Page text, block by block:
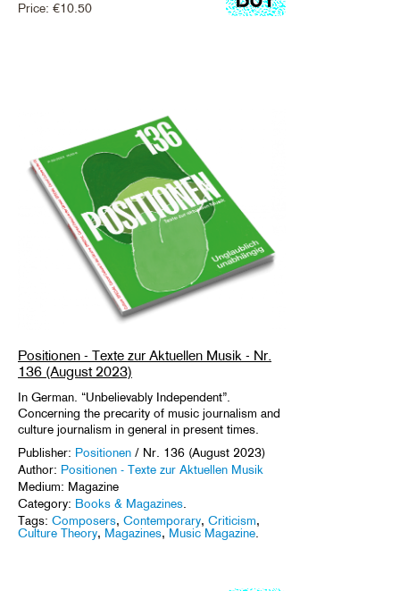
Price: €10.50
Positionen - Texte zur Aktuellen Musik - Nr.
136 (August 2023)
In German. “Unbelievably Independent”.
Concerning the precarity of music journalism and
culture journalism in general in present times.
Publisher: Positionen / Nr. 136 (August 2023)
Author: Positionen - Texte zur Aktuellen Musik
Medium: Magazine
Category: Books & Magazines.
Tags: Composers, Contemporary, Criticism,
Culture Theory, Magazines,Music Magazine.